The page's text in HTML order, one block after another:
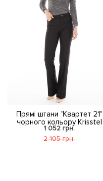
Прямі штани "Квартет 21"
чорного кольору Krisstel
1 052 грн.
2 105 грн.